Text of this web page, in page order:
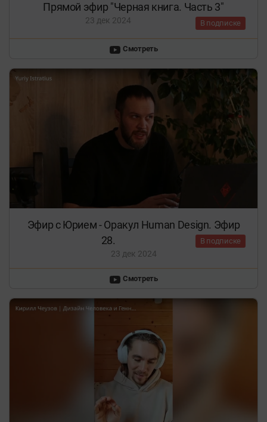
Прямой эфир "Черная книга. Часть 3"
В подписке
23 дек 2024
Смотреть
Эфир с Юрием - Оракул Human Design. Эфир
28.
В подписке
23 дек 2024
Смотреть